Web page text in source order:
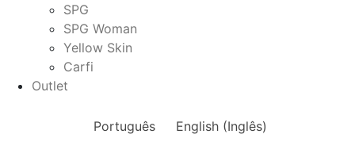
SPG
SPG Woman
Yellow Skin
Carfi
Outlet
Português English(Inglês)